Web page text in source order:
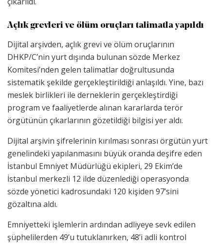
Açlık grevleri ve ölüm oruçları talimatla yapıldı
Dijital arşivden, açlık grevi ve ölüm oruçlarının
DHKP/C’nin yurt dışında bulunan sözde Merkez
Komitesi’nden gelen talimatlar doğrultusunda
sistematik şekilde gerçekleştirildiği anlaşıldı. Yine, bazı
meslek birlikleri ile derneklerin gerçekleştirdiği
program ve faaliyetlerde alınan kararlarda terör
örgütünün çıkarlarının gözetildiği bilgisi yer aldı.
Dijital arşivin şifrelerinin kırılması sonrası örgütün yurt
genelindeki yapılanmasını büyük oranda deşifre eden
İstanbul Emniyet Müdürlüğü ekipleri, 29 Ekim’de
İstanbul merkezli 12 ilde düzenlediği operasyonda
sözde yönetici kadrosundaki 120 kişiden 97’sini
gözaltına aldı.
Emniyetteki işlemlerin ardından adliyeye sevk edilen
şüphelilerden 49’u tutuklanırken, 48’i adli kontrol